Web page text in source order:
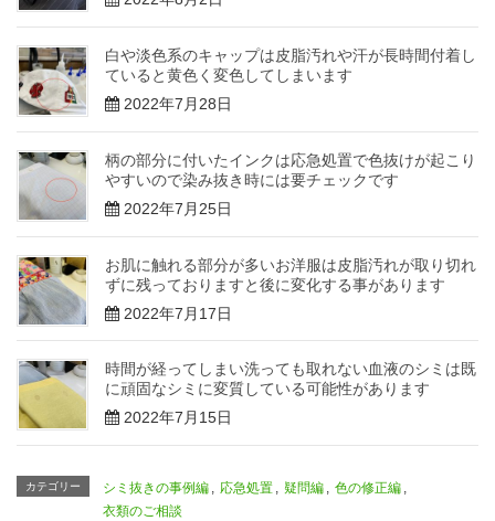
白や淡色系のキャップは皮脂汚れや汗が長時間付着し
ていると黄色く変色してしまいます
2022年7月28日
柄の部分に付いたインクは応急処置で色抜けが起こり
やすいので染み抜き時には要チェックです
2022年7月25日
お肌に触れる部分が多いお洋服は皮脂汚れが取り切れ
ずに残っておりますと後に変化する事があります
2022年7月17日
時間が経ってしまい洗っても取れない血液のシミは既
に頑固なシミに変質している可能性があります
2022年7月15日
カテゴリー シミ抜きの事例編 , 応急処置 , 疑問編 , 色の修正編 ,
衣類のご相談